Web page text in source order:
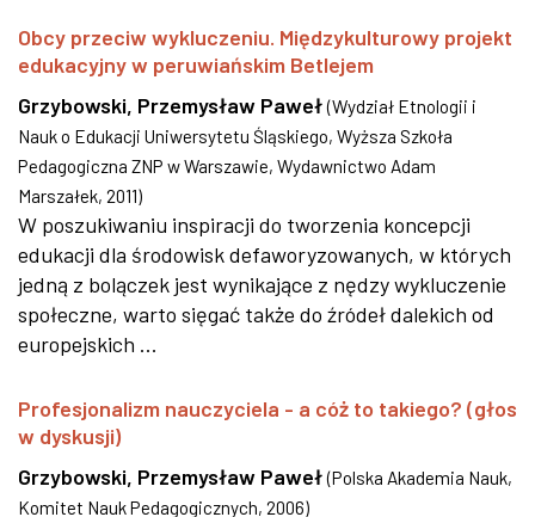
Obcy przeciw wykluczeniu. Międzykulturowy projekt
edukacyjny w peruwiańskim Betlejem
Grzybowski, Przemysław Paweł (Wydział Etnologii i
Nauk o Edukacji Uniwersytetu Śląskiego, Wyższa Szkoła
Pedagogiczna ZNP w Warszawie, Wydawnictwo Adam
Marszałek, 2011)
W poszukiwaniu inspiracji do tworzenia koncepcji
edukacji dla środowisk defaworyzowanych, w których
jedną z bolączek jest wynikające z nędzy wykluczenie
społeczne, warto sięgać także do źródeł dalekich od
europejskich ...
Profesjonalizm nauczyciela - a cóż to takiego? (głos
w dyskusji)
Grzybowski, Przemysław Paweł (Polska Akademia Nauk,
Komitet Nauk Pedagogicznych, 2006)